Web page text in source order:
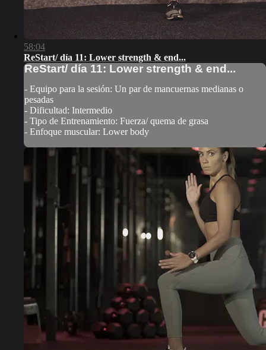
58:04
ReStart/ día 11: Lower strength & end...
ReStart/ día 11: Lower strength & end...
- Equipo para la sesión: Un par de mancuernas medianas o
pesadas
- Dificultad: Intermedio
- Tipo de Entrenamiento: Fuerza/ quema de grasa
- Enfoque muscular: Lower body